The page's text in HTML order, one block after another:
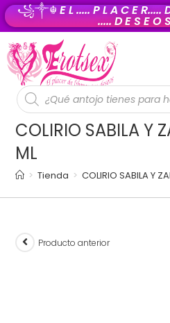
꧁༒☬E L ..... P L A C E R.....
..... D E S E O
COLIRIO SABILA Y
ML
> Tienda > COLIRIO SABILA Y
Producto anterior